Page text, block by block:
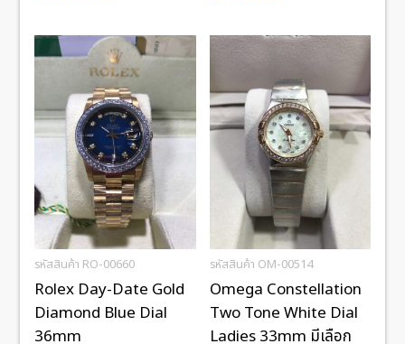
รหัสสินค้า RO-00660
Rolex Day-Date Gold
Diamond Blue Dial
36mm
รหัสสินค้า OM-00514
Omega Constellation
Two Tone White Dial
Ladies 33mm มีเลือก